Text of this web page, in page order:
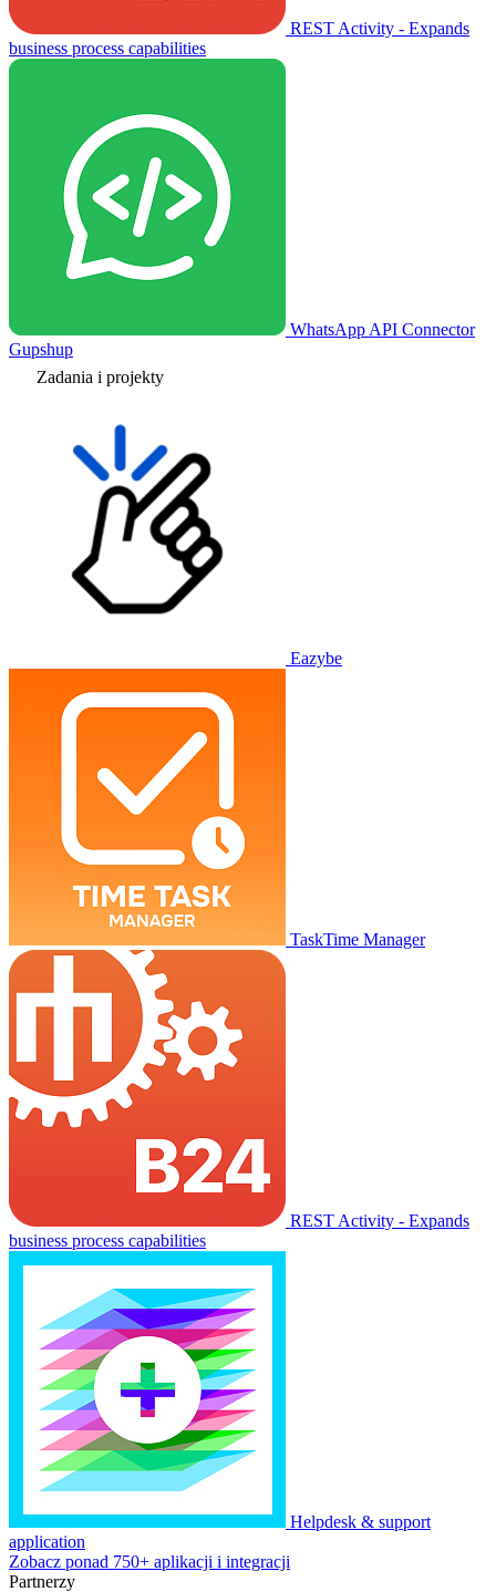
REST Activity - Expands
business process capabilities
WhatsApp API Connector
Gupshup
Zadania i projekty
Eazybe
TaskTime Manager
REST Activity - Expands
business process capabilities
Helpdesk & support
application
Zobacz ponad 750+ aplikacji i integracji
Partnerzy